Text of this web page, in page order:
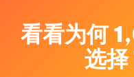
看看为何
选择